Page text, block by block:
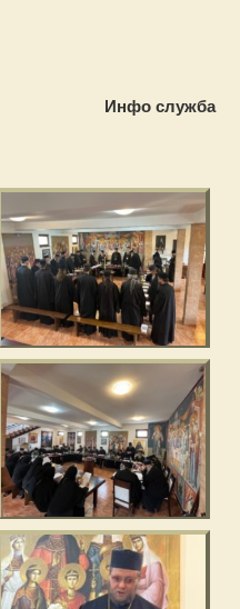
Инфо служба